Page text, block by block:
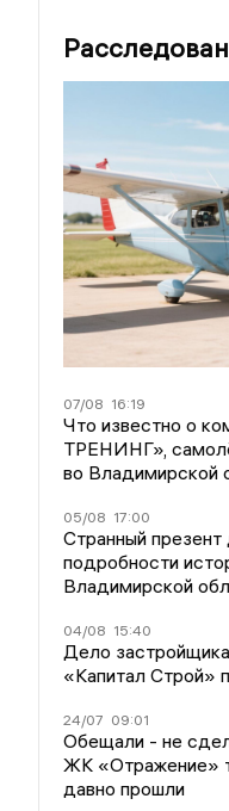
07/08 16:19
Что известно о
ТРЕНИНГ»,
во Владимирской
05/08 17:00
Странный презент
подробности
Владимирской
04/08 15:40
Дело
«Капитал Строй»
24/07 09:01
Обещали - не
ЖК «Отражение»
давно прошли